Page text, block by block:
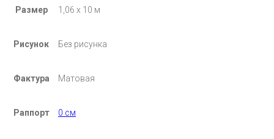
Размер 1,06 х 10 м
Рисунок Без рисунка
Фактура Матовая
Раппорт 0 см